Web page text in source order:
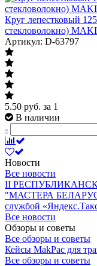
Круг лепестковый
стекловолокно)
Артикул: D-63797
5.50 руб. за 1
В наличии
-
Новости
Все новости
II
"МАСТЕРА
службой
Все новости
Обзоры и советы
Все обзоры и советы
Кейсы MakPac для
Все обзоры и советы